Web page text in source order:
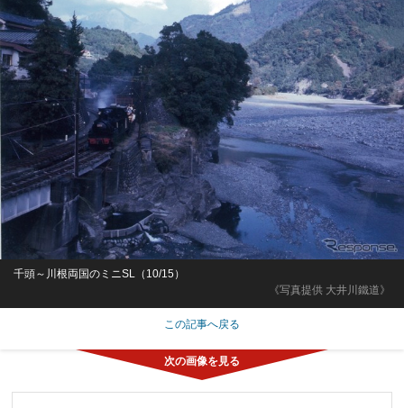
《写真提供 大井川鐵道》
千頭～川根両国のミニSL（10/15）
この記事へ戻る